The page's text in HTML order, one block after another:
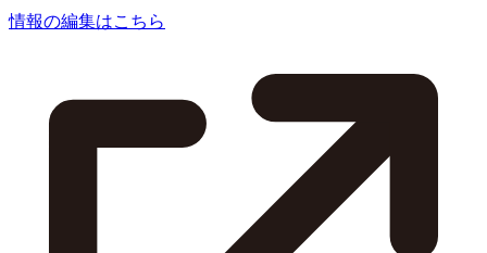
情報の編集はこちら